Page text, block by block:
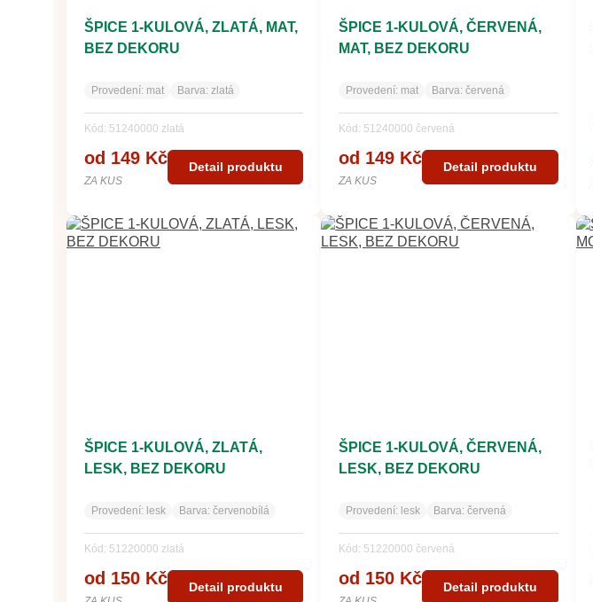
ŠPICE 1-KULOVÁ, ZLATÁ, MAT,
BEZ DEKORU
Provedení: mat Barva: zlatá
Kód: 51240000 zlatá
od 149 Kč
ZA KUS
Detail produktu
ŠPICE 1-KULOVÁ, ČERVENÁ,
MAT, BEZ DEKORU
Provedení: mat Barva: červená
Kód: 51240000 červená
od 149 Kč
ZA KUS
Detail produktu
ŠPICE 1-KULOVÁ, ZLATÁ,
LESK, BEZ DEKORU
Provedení: lesk Barva: červenobílá
Kód: 51220000 zlatá
od 150 Kč Detail produktu
ŠPICE 1-KULOVÁ, ČERVENÁ,
LESK, BEZ DEKORU
Provedení: lesk Barva: červená
Kód: 51220000 červená
od 150 Kč Detail produktu